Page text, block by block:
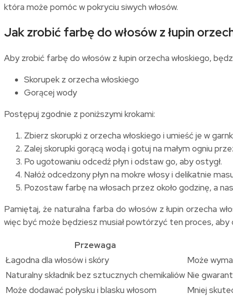
która może pomóc w pokryciu siwych włosów.
Jak zrobić farbę do włosów z łupin
Aby zrobić farbę do włosów z łupin orzecha włoskiego,
Skorupek z orzecha włoskiego
Gorącej wody
Postępuj zgodnie z poniższymi krokami:
Zbierz skorupki z orzecha włoskiego i umieść je w
Zalej skorupki gorącą wodą i gotuj na małym ogniu
Po ugotowaniu odcedź płyn i odstaw go, aby ostygł.
Nałóż odcedzony płyn na mokre włosy i delikatnie
Pozostaw farbę na włosach przez około godzinę, a
Pamiętaj, że naturalna farba do włosów z łupin orzecha
więc być może będziesz musiał powtórzyć ten proces, aby
Przewaga
Łagodna dla włosów i skóry
Może
Naturalny składnik bez sztucznych chemikaliów Nie
Może dodawać połysku i blasku włosom
Mniej